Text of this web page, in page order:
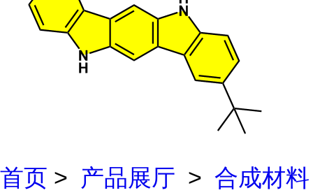
首页 > 产品展厅 > 合成材料